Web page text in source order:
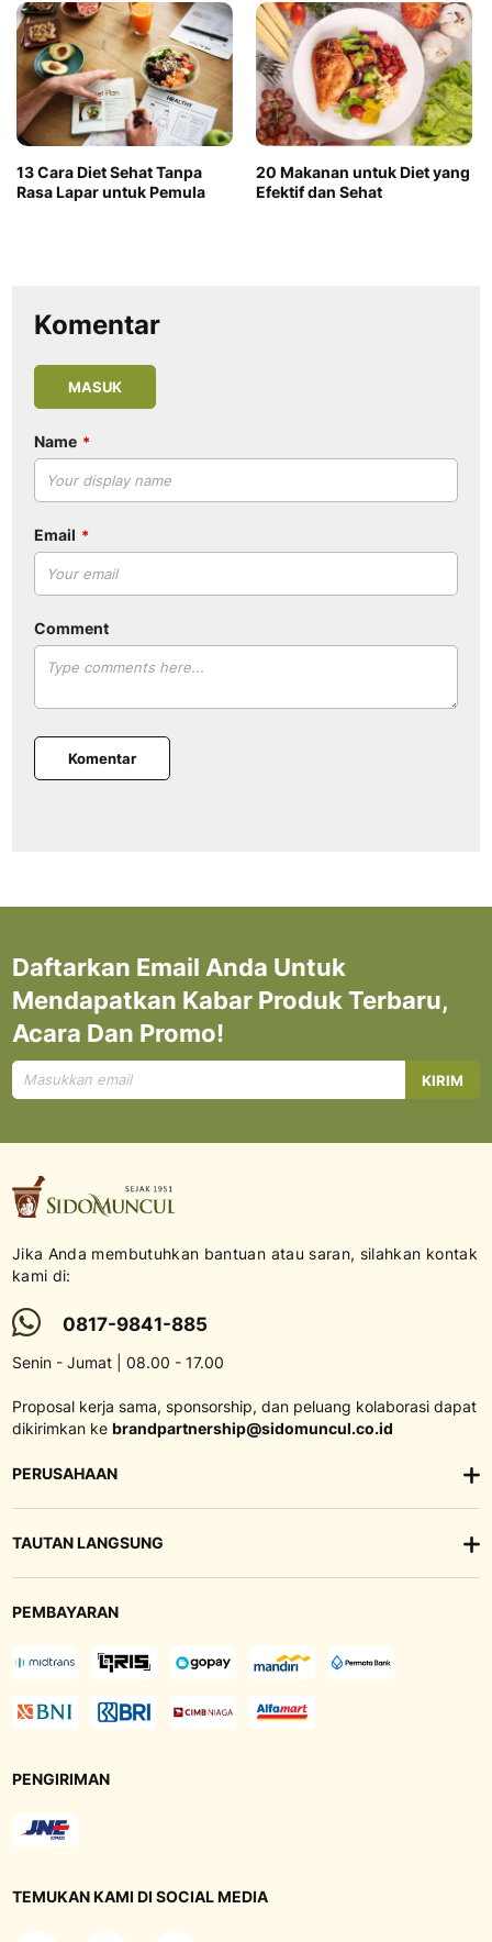
13 Cara Diet Sehat Tanpa
Rasa Lapar untuk Pemula
20 Makanan untuk Diet yang
Efektif dan Sehat
Komentar
MASUK
Name
Email
Comment
Komentar
Daftarkan Email Anda Untuk
Mendapatkan Kabar Produk Terbaru,
Acara Dan Promo!
Mendaftar
untuk
KIRIM
Jika Anda membutuhkan bantuan atau saran, silahkan kontak
kami di:
0817-9841-885
Senin - Jumat | 08.00 - 17.00
Proposal kerja sama, sponsorship, dan peluang kolaborasi dapat
dikirimkan ke brandpartnership@sidomuncul.co.id
PERUSAHAAN
TAUTAN LANGSUNG
PEMBAYARAN
PENGIRIMAN
TEMUKAN KAMI DI SOCIAL MEDIA